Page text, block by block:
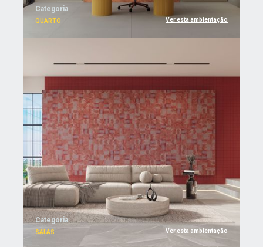
Categoria
QUARTO Ver esta ambientação
Categoria
SALAS Ver esta ambientação